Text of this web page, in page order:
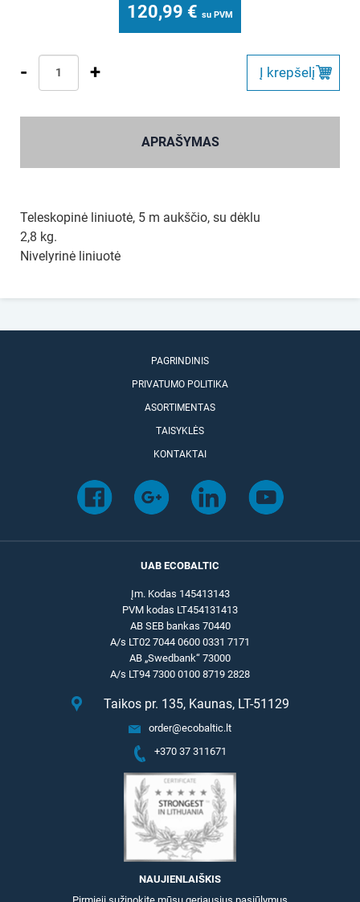
120,99 € su PVM
- + Į krepšelį
APRAŠYMAS
Teleskopinė liniuotė, 5 m aukščio, su dėklu
2,8 kg.
Nivelyrinė liniuotė
PAGRINDINIS
PRIVATUMO POLITIKA
ASORTIMENTAS
TAISYKLĖS
KONTAKTAI
UAB ECOBALTIC
Įm. Kodas 145413143
PVM kodas LT454131413
AB SEB bankas 70440
A/s LT02 7044 0600 0331 7171
AB „Swedbank“ 73000
A/s LT94 7300 0100 8719 2828
Taikos pr. 135, Kaunas, LT-51129
order@ecobaltic.lt
+370 37 311671
NAUJIENLAIŠKIS